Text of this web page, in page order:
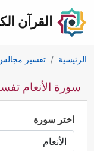
القرآن
الرئيسية تفسير مجالس
سورة الأنعام
اختر سورة